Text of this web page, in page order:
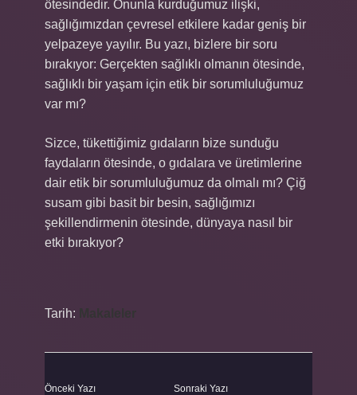
ötesindedir. Onunla kurduğumuz ilişki,
sağlığımızdan çevresel etkilere kadar geniş bir
yelpazeye yayılır. Bu yazı, bizlere bir soru
bırakıyor: Gerçekten sağlıklı olmanın ötesinde,
sağlıklı bir yaşam için etik bir sorumluluğumuz
var mı?
Sizce, tükettiğimiz gıdaların bize sunduğu
faydaların ötesinde, o gıdalara ve üretimlerine
dair etik bir sorumluluğumuz da olmalı mı? Çiğ
susam gibi basit bir besin, sağlığımızı
şekillendirmenin ötesinde, dünyaya nasıl bir
etki bırakıyor?
Tarih:
Önceki Yazı Sonraki Yazı